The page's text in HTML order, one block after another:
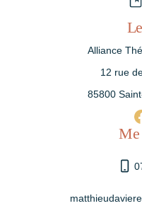
Alliance
12 rue
85800
Facebook
Me